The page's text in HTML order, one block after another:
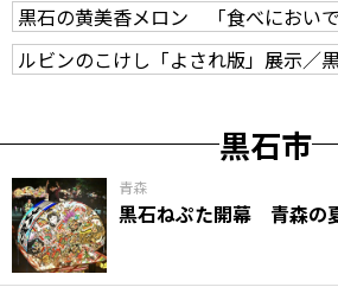
黒石の黄美香メロン 「食べにおい
ルビンのこけし「よされ版」展示／
黒石市
青森
黒石ねぷた開幕 青森の